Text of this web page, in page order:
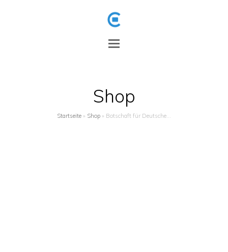
Open
Shop
Startseite » Shop » Botschaft für Deutsche…